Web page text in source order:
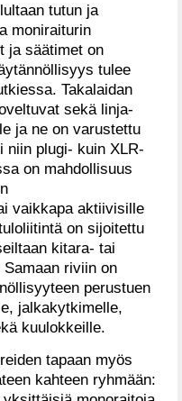
tutun ja
moniraiturin
ja säätimet on
tulee
Takalaidan
sekä linja-
ja ne on varustettu
niin plugi- kuin XLR-
on mahdollisuus
vaikkapa aktiivisille
on sijoitettu
kitara- tai
riviin on
perustuen
jalkakytkimelle,
kuulokkeille.
tapaan myös
kahteen ryhmään: